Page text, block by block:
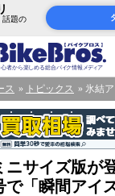
話題の
ス トピックス 氷結
ニサイズ版が
で「瞬間アイ